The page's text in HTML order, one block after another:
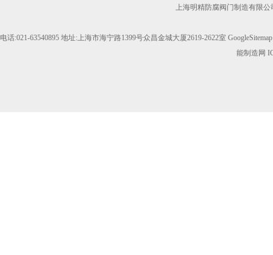
上海明精防腐阀门制造有限
电话:021-63540895 地址:上海市海宁路1399号众昌金城大厦2619-2622室 GoogleSitemap
能制造网